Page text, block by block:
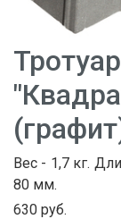
Вес - 1,7 кг.
80 мм.
630 руб.